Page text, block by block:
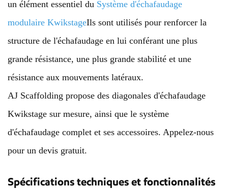
un élément essentiel du Système d'échafaudage
modulaire KwikstageIls sont utilisés pour renforcer la
structure de l'échafaudage en lui conférant une plus
grande résistance, une plus grande stabilité et une
résistance aux mouvements latéraux.
AJ Scaffolding propose des diagonales d'échafaudage
Kwikstage sur mesure, ainsi que le système
d'échafaudage complet et ses accessoires. Appelez-nous
pour un devis gratuit.
Spécifications techniques et fonctionnalités